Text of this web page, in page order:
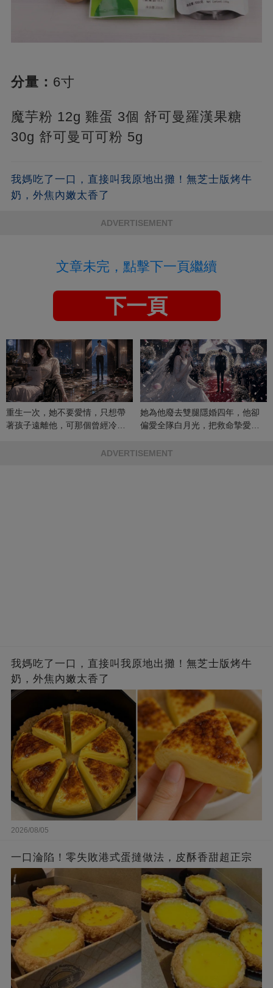
分量： 6寸
魔芋粉 12g 雞蛋 3個 舒可曼羅漢果糖
30g 舒可曼可可粉 5g
我媽吃了一口，直接叫我原地出攤！無芝士版烤牛
奶，外焦內嫩太香了
ADVERTISEMENT
文章未完，點擊下一頁繼續
下一頁
重生一次，她不要愛情，只想帶
著孩子遠離他，可那個曾經冷漠
她為他廢去雙腿隱婚四年，他卻
偏愛全隊白月光，把救命摯愛當
ADVERTISEMENT
我媽吃了一口，直接叫我原地出攤！無芝士版烤牛
奶，外焦內嫩太香了
2026/08/05
一口淪陷！零失敗港式蛋撻做法，皮酥香甜超正宗